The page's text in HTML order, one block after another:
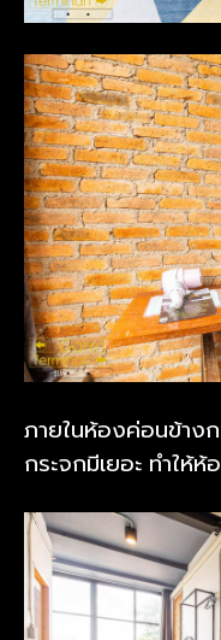
ภายในห้องค่อนข้างก
กระจกมีเยอะ ทำให้